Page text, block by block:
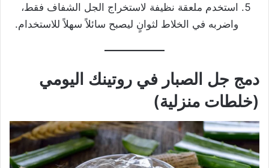
استخدم ملعقة نظيفة لاستخراج الجل الشفاف فقط،
واضربه في الخلاط لثوانٍ ليصبح سائلاً سهلاً للاستخدام.
دمج جل الصبار في روتينك اليومي
(خلطات منزلية)